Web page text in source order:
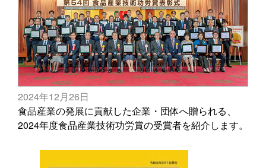
2024年12月26日
食品産業の発展に貢献した企業・団体へ贈られる、
2024年度食品産業技術功労賞の受賞者を紹介します。